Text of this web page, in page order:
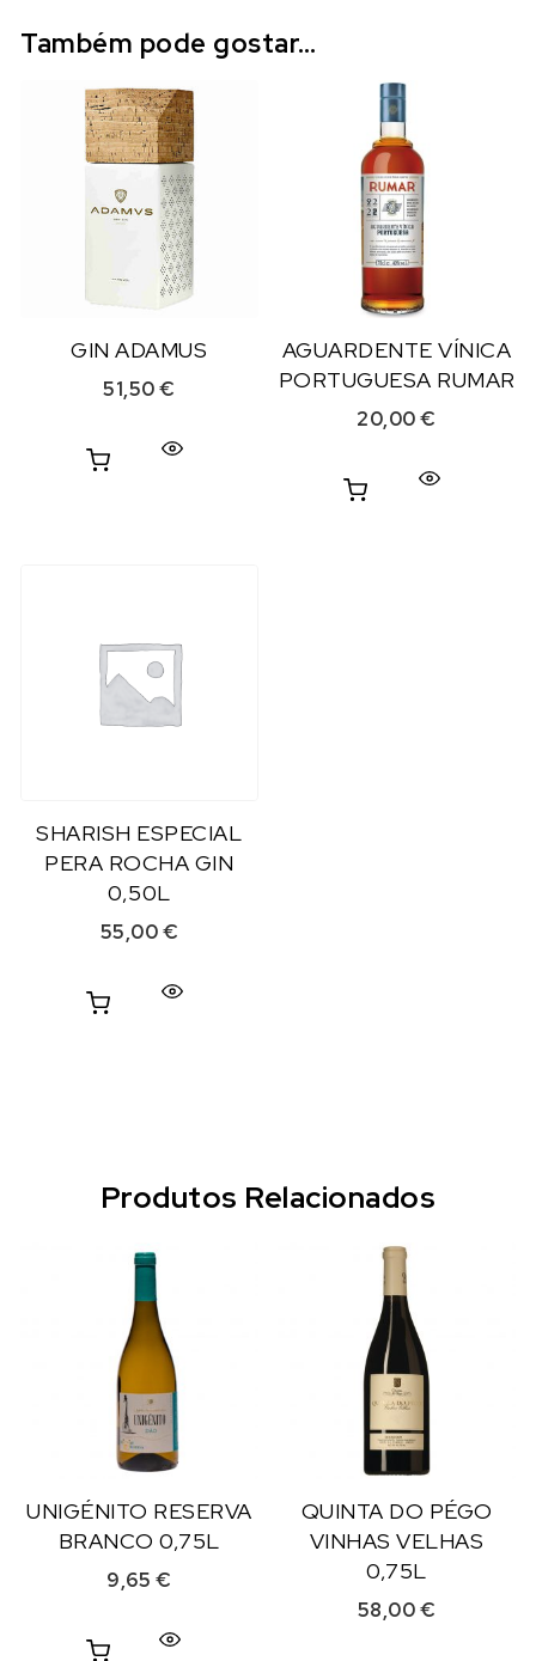
Também pode gostar…
GIN ADAMUS
51,50€
AGUARDENTE VÍNICA
PORTUGUESA RUMAR
20,00€
SHARISH ESPECIAL
PERA ROCHA GIN
0,50L
55,00€
Produtos Relacionados
UNIGÉNITO RESERVA
BRANCO 0,75L
9,65 €
QUINTA DO PÉGO
VINHAS VELHAS
0,75L
58,00€